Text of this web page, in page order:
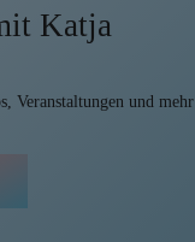
Katja
Veranstaltungen und mehr